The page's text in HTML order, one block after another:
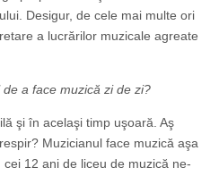
Desigur, de cele mai multe ori
a lucrărilor muzicale agreate
a face muzică zi de zi?
şi în acelaşi timp uşoară. Aş
Muzicianul face muzică aşa
12 ani de liceu de muzică ne-